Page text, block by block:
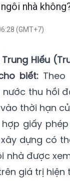
nhà
(GMT+7)
Hiếu
biết:
nước thu hồi
thời hạn
giấy
dựng có
nhà được
giá trị